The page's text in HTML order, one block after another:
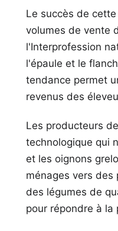
Le succès de
volumes de vente
l'Interprofession
l'épaule et le
tendance permet
revenus des
Les producteurs
technologique qui
et les oignons
ménages vers
des légumes de
pour répondre à